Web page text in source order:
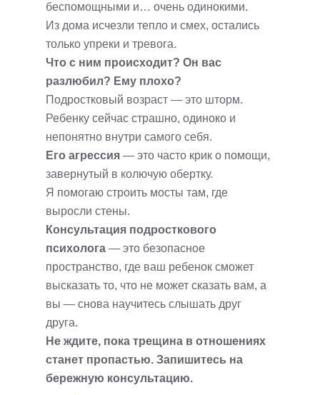
беспомощными и… очень одинокими.
Из дома исчезли тепло и смех, остались
только упреки и тревога.
Что с ним происходит? Он вас
разлюбил? Ему плохо?
Подростковый возраст — это шторм.
Ребенку сейчас страшно, одиноко и
непонятно внутри самого себя.
Его агрессия — это часто крик о помощи,
завернутый в колючую обертку.
Я помогаю строить мосты там, где
выросли стены.
Консультация подросткового
психолога — это безопасное
пространство, где ваш ребенок сможет
высказать то, что не может сказать вам, а
вы — снова научитесь слышать друг
друга.
Не ждите, пока трещина в отношениях
станет пропастью. Запишитесь на
бережную консультацию.